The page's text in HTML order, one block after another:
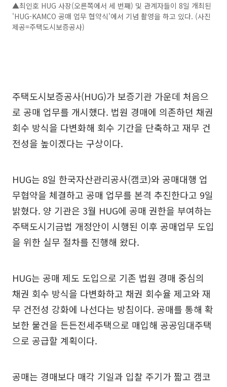
▲최인호 HUG 사장(오른쪽에서 세 번째) 및 관계자들이 8일 개최된
'HUG-KAMCO 공매 업무 협약식'에서 기념 촬영을 하고 있다. (사진
제공=주택도시보증공사)
주택도시보증공사(HUG)가 보증기관 가운데 처음으
로 공매 업무를 개시했다. 법원 경매에 의존하던 채권
회수 방식을 다변화해 회수 기간을 단축하고 재무 건
전성을 높이겠다는 구상이다.
HUG는 8일 한국자산관리공사(캠코)와 공매대행 업
무협약을 체결하고 공매 업무를 본격 추진한다고 9일
밝혔다. 양 기관은 3월 HUG에 공매 권한을 부여하는
주택도시기금법 개정안이 시행된 이후 공매업무 도입
을 위한 실무 절차를 진행해 왔다.
HUG는 공매 제도 도입으로 기존 법원 경매 중심의
채권 회수 방식을 다변화하고 채권 회수율 제고와 재
무 건전성 강화에 나선다는 방침이다. 공매를 통해 확
보한 물건을 든든전세주택으로 매입해 공공임대주택
으로 공급할 계획이다.
공매는 경매보다 매각 기일과 입찰 주기가 짧고 캠코